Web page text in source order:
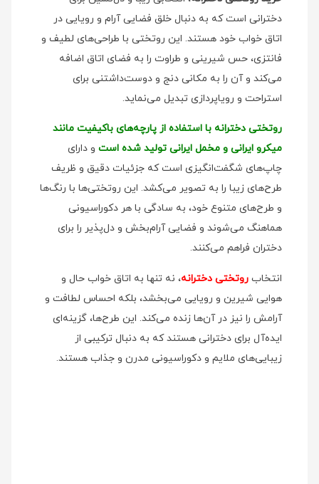
دخترانی است که به دنبال خلق فضایی آرام و رویایی در
اتاق خواب خود هستند. این روتختی با طراحی‌های لطیف و
فانتزی، حس شیرینی و طراوت را به فضای اتاق اضافه
می‌کند و آن را به مکانی دنج و دوست‌داشتنی برای
استراحت و رویاپردازی تبدیل می‌نماید.
روتختی دخترانه با استفاده از پارچه‌های باکیفیت مانند
میکرو ایرانی و مخمل ایرانی تولید شده است و دارای
چاپ‌های شگفت‌انگیزی است که جزئیات دقیق و ظریف
طرح‌های زیبا را به تصویر می‌کشد. این روتختی‌ها با رنگ‌ها
و طرح‌های متنوع خود، به سادگی با هر دکوراسیونی
هماهنگ می‌شوند و فضایی آرام‌بخش و دل‌پذیر را برای
دختران فراهم می‌کنند.
انتخاب روتختی دخترانه، نه تنها به اتاق خواب حال و
هوایی شیرین و رویایی می‌بخشد، بلکه احساس لطافت و
آرامش را نیز در آن‌ها زنده می‌کند. این طرح‌ها، گزینه‌ای
ایده‌آل برای دخترانی هستند که به دنبال ترکیبی از
زیبایی‌های ملایم و دکوراسیونی مدرن و جذاب هستند.